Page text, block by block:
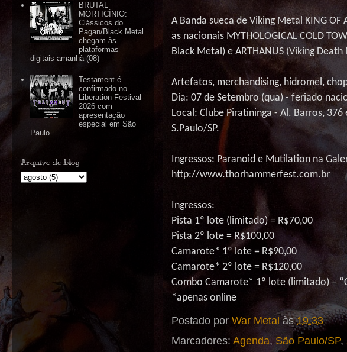
A Banda sueca de Viking Metal KING OF
as nacionais MYTHOLOGICAL COLD
Black Metal) e ARTHANUS (VikingDeath
Artefatos, merchandising, hidromel,
Dia: 07 de Setembro (qua) - feriado
Local: Clube Piratininga - Al. Barros, 376
S.Paulo/SP.
Ingressos: Paranoid e Mutilation na
http://www.thorhammerfest.com.br
Ingressos:
Pista 1º lote (limitado) = R$70,00
Pista 2º lote = R$100,00
Camarote* 1º lote = R$90,00
Camarote* 2º lote = R$120,00
Combo Camarote* 1º lote (limitado) –
*apenas online
Postado por War Metal às19:33
Marcadores: Agenda, São Paulo/SP,
BRUTAL
MORTICÍNIO:
Clássicos do
Pagan/Black Metal
chegam às
plataformas
digitais amanhã (08)
Testament é
confirmado no
Liberation Festival
2026 com
apresentação
especial em São
Paulo
Arquivo do blog